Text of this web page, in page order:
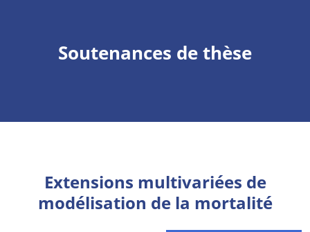
Soutenances de thèse
Extensions multivariées de
modélisation de la mortalité